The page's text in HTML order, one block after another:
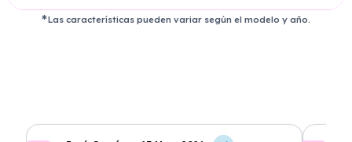
Las características pueden variar según el modelo y año.